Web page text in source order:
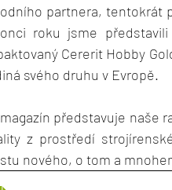
partnera, tentokrát
roku jsme
Cererit Hobby
svého druhu v Evropě.
představuje naše
z prostředí
nového, o tom a